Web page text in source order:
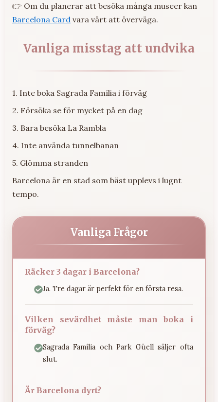
👉 Om du planerar att besöka många museer kan
Barcelona Card vara värt att överväga.
Vanliga misstag att undvika
1. Inte boka Sagrada Família i förväg
2. Försöka se för mycket på en dag
3. Bara besöka La Rambla
4. Inte använda tunnelbanan
5. Glömma stranden
Barcelona är en stad som bäst upplevs i lugnt
tempo.
Vanliga Frågor
Räcker 3 dagar i Barcelona?
Ja. Tre dagar är perfekt för en första resa.
Vilken sevärdhet måste man boka i
förväg?
Sagrada Família och Park Güell säljer ofta
slut.
Är Barcelona dyrt?